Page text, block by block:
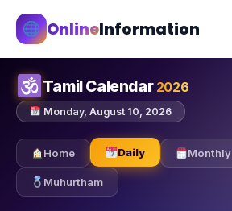
OnlineInformation
Tamil Calendar 2026
Monday, August 10, 2026
Home Daily Monthly
Muhurtham